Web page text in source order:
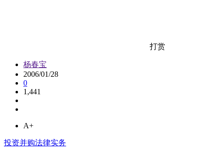
打赏
杨春宝
2006/01/28
0
1,441
A+
投资并购法律实务